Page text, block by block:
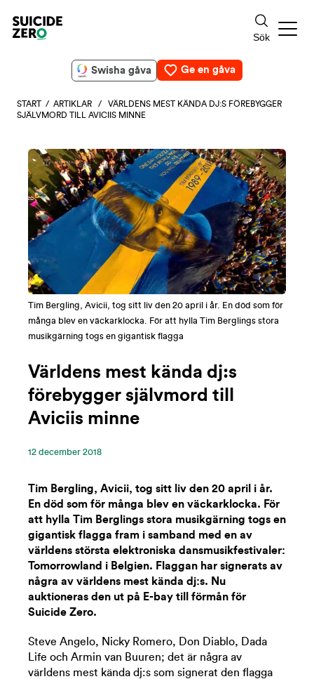
Swisha gåva Ge en gåva
START / ARTIKLAR / VÄRLDENS MEST KÄNDA DJ:S FÖREBYGGER
SJÄLVMORD TILL AVICIIS MINNE
Tim Bergling, Avicii, tog sitt liv den 20 april i år. En död som för
många blev en väckarklocka. För att hylla Tim Berglings stora
musikgärning togs en gigantisk flagga
Världens mest kända dj:s
förebygger självmord till
Aviciis minne
12 ‪december‬ 2018
Tim Bergling, Avicii, tog sitt liv den 20 april i år.
En död som för många blev en väckarklocka. För
att hylla Tim Berglings stora musikgärning togs en
gigantisk flagga fram i samband med en av
världens största elektroniska dansmusikfestivaler:
Tomorrowland i Belgien. Flaggan har signerats av
några av världens mest kända dj:s. Nu
auktioneras den ut på E-bay till förmån för
Suicide Zero.
Steve Angelo, Nicky Romero, Don Diablo, Dada
Life och Armin van Buuren; det är några av
världens mest kända dj:s som signerat den flagga